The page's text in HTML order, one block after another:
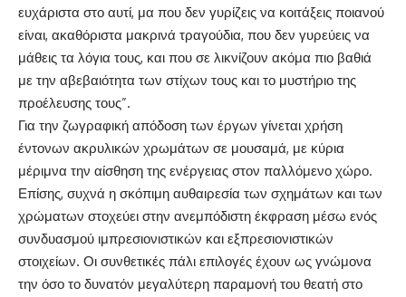
ευχάριστα στο αυτί, μα που δεν γυρίζεις να κοιτάξεις ποιανού
είναι, ακαθόριστα μακρινά τραγούδια, που δεν γυρεύεις να
μάθεις τα λόγια τους, και που σε λικνίζουν ακόμα πιο βαθιά
με την αβεβαιότητα των στίχων τους και το μυστήριο της
προέλευσης τους”.
Για την ζωγραφική απόδοση των έργων γίνεται χρήση
έντονων ακρυλικών χρωμάτων σε μουσαμά, με κύρια
μέριμνα την αίσθηση της ενέργειας στον παλλόμενο χώρο.
Επίσης, συχνά η σκόπιμη αυθαιρεσία των σχημάτων και των
χρώματων στοχεύει στην ανεμπόδιστη έκφραση μέσω ενός
συνδυασμού ιμπρεσιονιστικών και εξπρεσιονιστικών
στοιχείων. Οι συνθετικές πάλι επιλογές έχουν ως γνώμονα
την όσο το δυνατόν μεγαλύτερη παραμονή του θεατή στο